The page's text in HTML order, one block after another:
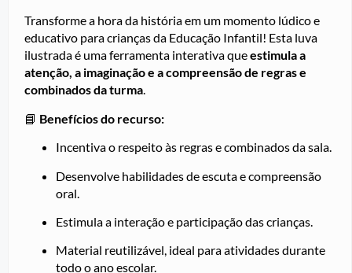
Transforme a hora da história em um momento lúdico e
educativo para crianças da Educação Infantil! Esta luva
ilustrada é uma ferramenta interativa queestimula a
atenção, a imaginação e a compreensão de regras e
combinados da turma.
📘 Benefícios do recurso:
Incentiva o respeito às regras e combinados da sala.
Desenvolve habilidades de escuta e compreensão
oral.
Estimula a interação e participação das crianças.
Material reutilizável, ideal para atividades durante
todo o ano escolar.